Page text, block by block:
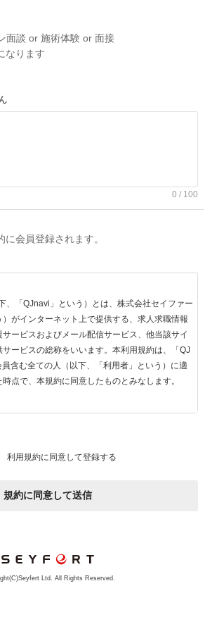
面談 or 施術体験 or 面接
なります
0 / 100
会員登録されます。
、「QJnavi」という）とは、株式会社セイファー
）がインターネット上で提供する、求人求職情報
ービスおよびメール配信サービス、他当該サイ
サービスの総称をいいます。本利用規約は、「QJ
含む全ての人（以下、「利用者」という）に適
点で、本規約に同意したものとみなします。
際に必要な費用（通信料等）は全て利用者負担
規約をよく読み、自己の意思および責任をもって
載に関する契約を締結した事業者のことをいいま
利用規約に同意して登録する
規約に同意して送信
Ltd. All Rights Reserved.